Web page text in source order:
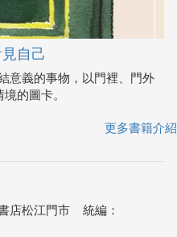
自己
意義的事物，以門裡、門外
的圖卡。
更多書籍介紹
店松江門市 統編：